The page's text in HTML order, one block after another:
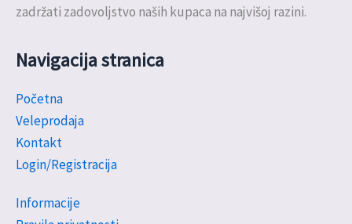
zadržati zadovoljstvo naših kupaca na najvišoj razini.
Navigacija stranica
Početna
Veleprodaja
Kontakt
Login/Registracija
Informacije